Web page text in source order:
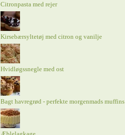
Citronpasta med rejer
Kirsebærsyltetøj med citron og vanilje
Hvidløgssnegle med ost
Bagt havregrød - perfekte morgenmads muffins